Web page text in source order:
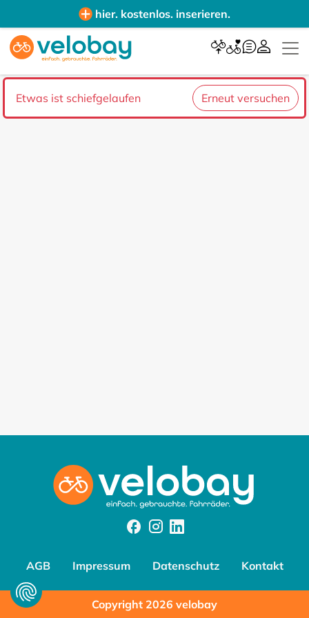
hier. kostenlos. inserieren.
Etwas ist schiefgelaufen Erneut versuchen
FacebookInstagram
AGB Impressum Datenschutz Kontakt
Copyright 2026 velobay